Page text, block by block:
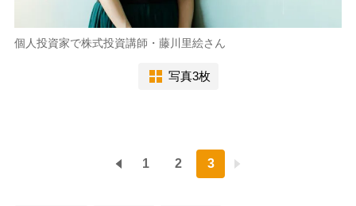
個人投資家で株式投資講師・藤川里絵さん
写真3枚
1 2 3